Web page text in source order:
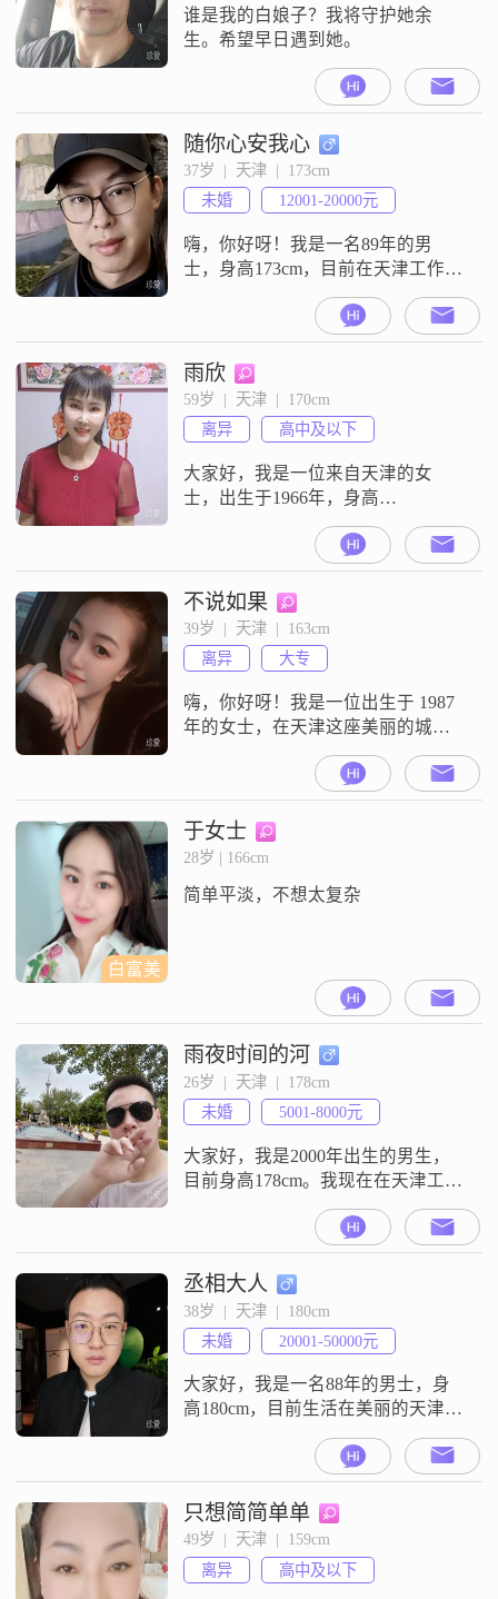
谁是我的白娘子？我将守护她余
生。希望早日遇到她。
随你心安我心
37岁  |  天津  |  173cm
未婚
12001-20000元
嗨，你好呀！我是一名89年的男
士，身高173cm，目前在天津工作
##3002##我的月收入大概在12001到
20000元之间，是一名普通的工薪阶
层##3002##我学历是大学本科，受
过良好的教育##3002##我觉得自己
最大的特点是责任感强，无论是对
工作还是对生活，我都会尽心尽力
去做好每一件事##3002##我也是一
个
雨欣
59岁  |  天津  |  170cm
离异
高中及以下
大家好，我是一位来自天津的女
士，出生于1966年，身高
170cm##3002##我性格温柔体贴，总
是愿意倾听他人的心声，给予他们
关怀和支持##3002##在生活中，我
保持着乐观积极的态度，无论遇到
什么困难，都能以平和的心态去面
对##3002##我对待事业有着坚定的
追求，虽然学历是高中及以下，但
我相信，只要努力，就一定能
不说如果
39岁  |  天津  |  163cm
离异
大专
嗨，你好呀！我是一位出生于 1987
年的女士，在天津这座美丽的城市
生活##3002##我的身高大概
163cm，每个月的收入在 5001 - 8000
元之间，学历是大专##3002##我觉
得自己是个开朗爱笑的人，平时很
注重平衡工作与生活，就盼着能过
##3002##我特别喜欢看电影和追
白富美
于女士
28岁 | 166cm
简单平淡，不想太复杂
雨夜时间的河
26岁  |  天津  |  178cm
未婚
5001-8000元
大家好，我是2000年出生的男生，
目前身高178cm。我现在在天津工
作，月收入在5001到8000元这个区
间。我的学历是中专。平时大家给
我的评价是稳重可靠，我也确实觉
得自己是个比较踏实的人。对待生
活我一直是乐观积极的态度，遇到
事情不会唉声叹气，想办法解决就
好。我平时情绪比较稳定，没什么
乱发脾气的时候，相处起来应该会
比较
丞相大人
38岁  |  天津  |  180cm
未婚
20001-50000元
大家好，我是一名88年的男士，身
高180cm，目前生活在美丽的天津
##3002##我拥有硕士学位，在一家
不错的公司工作，月收入在20001到
50000元之间##3002##我性格稳重可
靠，总是希望能给身边的人带来安
全感##3002##在生活中，我是个幽
默风趣的人，喜欢用轻松的态度去
面对各种情况，让周围的人感到愉
只想简简单单
49岁  |  天津  |  159cm
离异
高中及以下